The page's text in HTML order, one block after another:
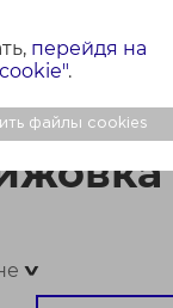
перейдя на
.
файлы cookies
ФОТО КАРТА
>